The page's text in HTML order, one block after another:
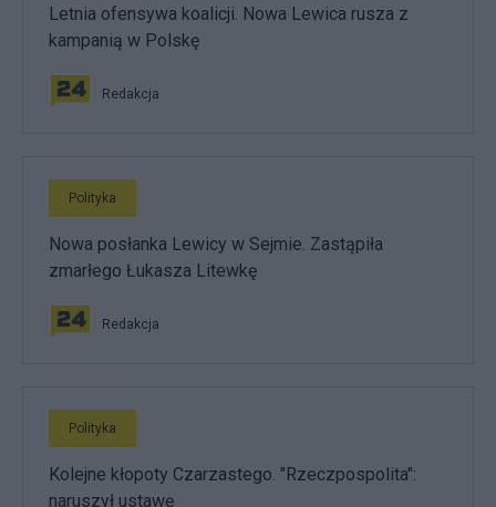
Letnia ofensywa koalicji. Nowa Lewica rusza z
kampanią w Polskę
Redakcja
Polityka
Nowa posłanka Lewicy w Sejmie. Zastąpiła
zmarłego Łukasza Litewkę
Redakcja
Polityka
Kolejne kłopoty Czarzastego. "Rzeczpospolita":
naruszył ustawę